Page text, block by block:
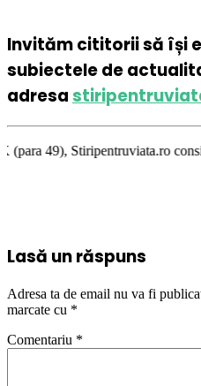
Invităm cititorii să își
subiectele de
adresa
consideră că
Lasă un răspuns
Adresa ta de email nu va fi
marcate cu *
Comentariu *